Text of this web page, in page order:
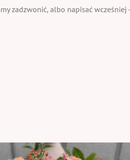
zadzwonić, albo napisać